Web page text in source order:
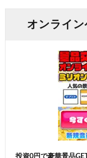
オンライ
投資0円で豪華景品